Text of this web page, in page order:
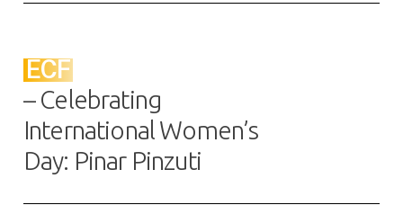
ECF
– Celebrating
International Women’s
Day: Pinar Pinzuti